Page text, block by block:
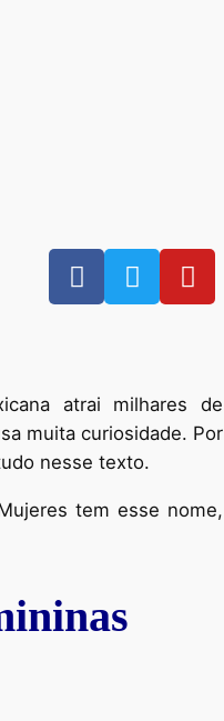
atrai milhares de
muita curiosidade. Por
nesse texto.
tem esse nome,